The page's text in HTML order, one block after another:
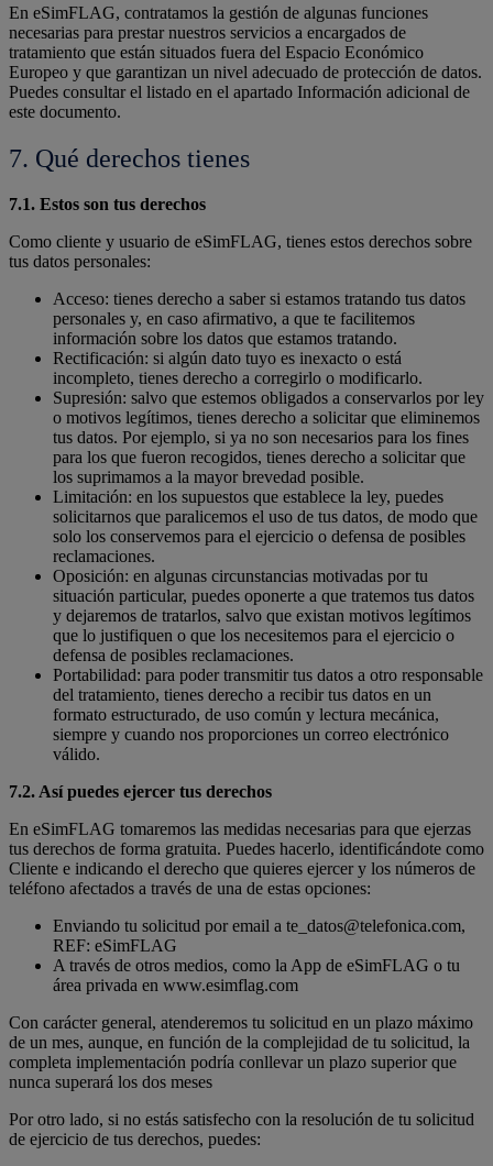
En eSimFLAG, contratamos la gestión de algunas funciones
necesarias para prestar nuestros servicios a encargados de
tratamiento que están situados fuera del Espacio Económico
Europeo y que garantizan un nivel adecuado de protección de datos.
Puedes consultar el listado en el apartado Información adicional de
este documento.
7. Qué derechos tienes
7.1. Estos son tus derechos
Como cliente y usuario de eSimFLAG, tienes estos derechos sobre
tus datos personales:
Acceso: tienes derecho a saber si estamos tratando tus datos
personales y, en caso afirmativo, a que te facilitemos
información sobre los datos que estamos tratando.
Rectificación: si algún dato tuyo es inexacto o está
incompleto, tienes derecho a corregirlo o modificarlo.
Supresión: salvo que estemos obligados a conservarlos por ley
o motivos legítimos, tienes derecho a solicitar que eliminemos
tus datos. Por ejemplo, si ya no son necesarios para los fines
para los que fueron recogidos, tienes derecho a solicitar que
los suprimamos a la mayor brevedad posible.
Limitación: en los supuestos que establece la ley, puedes
solicitarnos que paralicemos el uso de tus datos, de modo que
solo los conservemos para el ejercicio o defensa de posibles
reclamaciones.
Oposición: en algunas circunstancias motivadas por tu
situación particular, puedes oponerte a que tratemos tus datos
y dejaremos de tratarlos, salvo que existan motivos legítimos
que lo justifiquen o que los necesitemos para el ejercicio o
defensa de posibles reclamaciones.
Portabilidad: para poder transmitir tus datos a otro responsable
del tratamiento, tienes derecho a recibir tus datos en un
formato estructurado, de uso común y lectura mecánica,
siempre y cuando nos proporciones un correo electrónico
válido.
7.2. Así puedes ejercer tus derechos
En eSimFLAG tomaremos las medidas necesarias para que ejerzas
tus derechos de forma gratuita. Puedes hacerlo, identificándote como
Cliente e indicando el derecho que quieres ejercer y los números de
teléfono afectados a través de una de estas opciones:
Enviando tu solicitud por email a te_datos@telefonica.com,
REF: eSimFLAG
A través de otros medios, como la App de eSimFLAG o tu
área privada en www.esimflag.com
Con carácter general, atenderemos tu solicitud en un plazo máximo
de un mes, aunque, en función de la complejidad de tu solicitud, la
completa implementación podría conllevar un plazo superior que
nunca superará los dos meses
Por otro lado, si no estás satisfecho con la resolución de tu solicitud
de ejercicio de tus derechos, puedes: